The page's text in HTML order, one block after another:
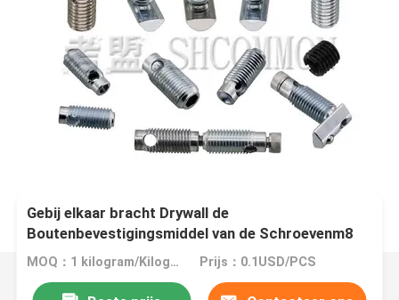
Gebij elkaar bracht Drywall de
Boutenbevestigingsmiddel van de Schroevenm8
M10 M12 M16 M24 T Schroef
MOQ：1 kilogram/Kilogram Prijs：0.1USD/PCS